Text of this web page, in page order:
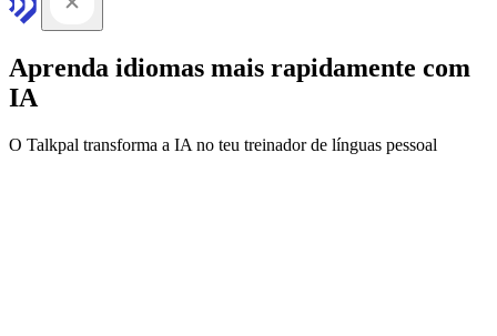
Aprenda idiomas mais rapidamente com
IA
O Talkpal transforma a IA no teu treinador de línguas pessoal